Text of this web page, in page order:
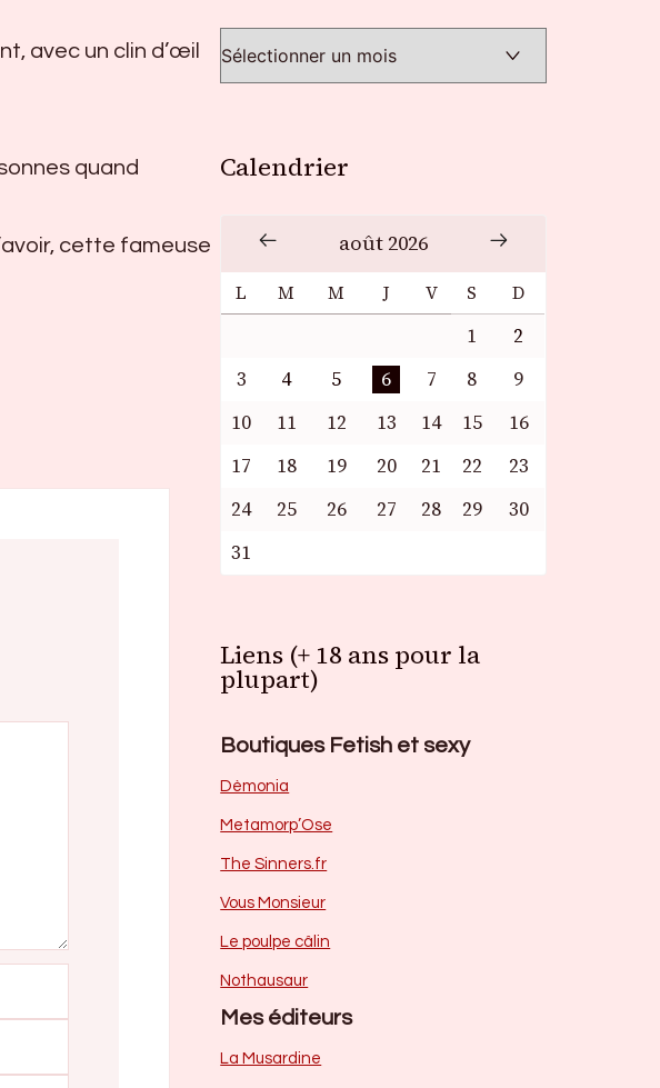
avec un clin d’œil
quand
cette fameuse
Calendrier
août 2026
L M M J V S D
1
2
3
4 5 6 7 8
9
10
11 12 13 14 15
16
17
18 19 20 21 22
23
24
25 26 27 28 29
30
31
Liens (+ 18 ans pour la
plupart)
Boutiques Fetish et sexy
Dèmonia
Metamorp’Ose
The Sinners.fr
Vous Monsieur
Le poulpe câlin
Nothausaur
Mes éditeurs
La Musardine